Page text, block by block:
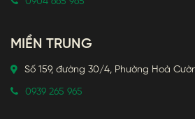
MIỀN TRUNG
Số 159, đường 30/4, Phường Hoà
0939 265 965